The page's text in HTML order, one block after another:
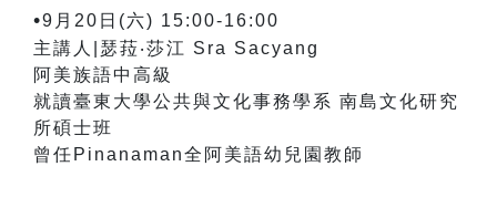
•9月20日(六) 15:00-16:00
主講人|瑟菈‧莎江 Sra Sacyang
阿美族語中高級
就讀臺東大學公共與文化事務學系 南島文化研究
所碩士班
曾任Pinanaman全阿美語幼兒園教師